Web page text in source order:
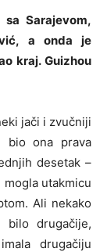
Sarajevom,
a onda je
kraj. Guizhou
jači i zvučniji
bio ona prava
desetak –
utakmicu
Ali nekako
drugačije,
drugačiju